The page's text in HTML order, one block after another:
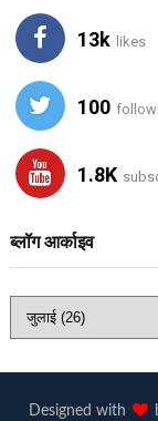
13k likes
100
1.8K
ब्लॉग आर्काइव
Designed with